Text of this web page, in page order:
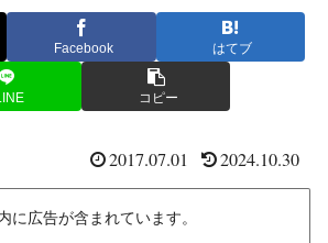
Facebook はてブ
コピー
2017.07.01 2024.10.30
に広告が含まれています。